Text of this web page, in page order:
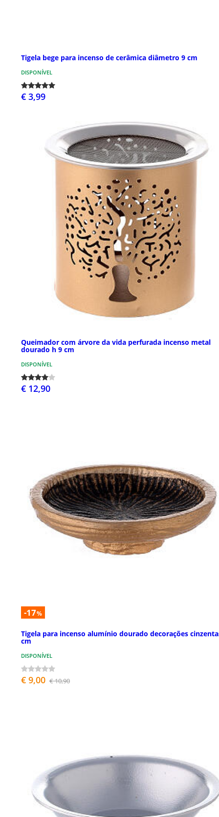
Tigela bege para incenso de cerâmica diâmetro 9 cm
DISPONÍVEL
€ 3,99
Queimador com árvore da vida perfurada incenso metal
dourado h 9 cm
DISPONÍVEL
€ 12,90
-17%
Tigela para incenso alumínio dourado decorações
cm
DISPONÍVEL
€ 9,00 € 10,90